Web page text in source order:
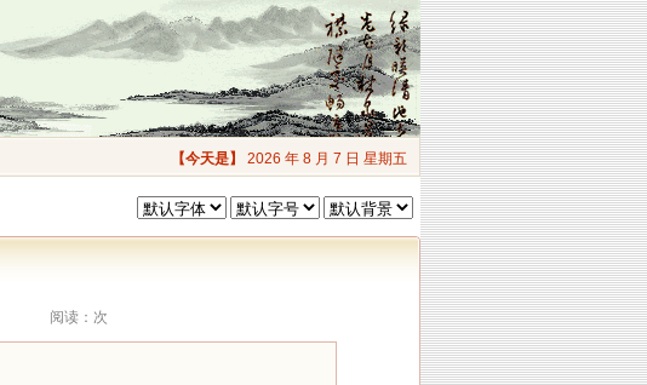
【今天是】 2026 年 8 月 7 日 星期五
阅读： 次